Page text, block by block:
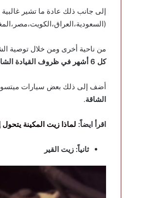
إلى جانب ذلك عادة ما تشير
من ناحية أخرى ومن خلال توصية
كل 6 أشهر في ظروف القيادة الشاقة
أضف إلى ذلك بعض سيارات
الشاقة.
اقرأ ايضاً: لماذا زيت المكينة
ثانياً: زيت القير